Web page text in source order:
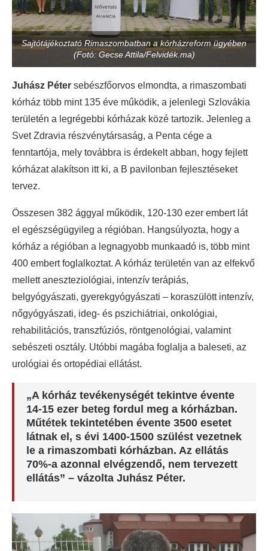
Sajtótájékoztató Rimaszombatban a kórházreform ügyében
(Fotó: Gecse Attila/Felvidék.ma)
Juhász Péter sebészfőorvos elmondta, a rimaszombati
kórház több mint 135 éve működik, a jelenlegi Szlovákia
területén a legrégebbi kórházak közé tartozik. Jelenleg a
Svet Zdravia részvénytársaság, a Penta cége a
fenntartója, mely továbbra is érdekelt abban, hogy fejlett
kórházat alakítson itt ki, a B pavilonban fejlesztéseket
tervez.
Összesen 382 ággyal működik, 120-130 ezer embert lát
el egészségügyileg a régióban. Hangsúlyozta, hogy a
kórház a régióban a legnagyobb munkaadó is, több mint
400 embert foglalkoztat. A kórház területén van az elfekvő
mellett aneszteziológiai, intenzív terápiás,
belgyógyászati, gyerekgyógyászati – koraszülött intenzív,
nőgyógyászati, ideg- és pszichiátriai, onkológiai,
rehabilitációs, transzfúziós, röntgenológiai, valamint
sebészeti osztály. Utóbbi magába foglalja a baleseti, az
urológiai és ortopédiai ellátást.
„A kórház tevékenységét tekintve évente
14-15 ezer beteg fordul meg a kórházban.
Műtétek tekintetében évente 3500 esetet
látnak el, s évi 1400-1500 szülést vezetnek
le a rimaszombati kórházban. Az ellátás
70%-a azonnal elvégzendő, nem tervezett
ellátás” – vázolta Juhász Péter.